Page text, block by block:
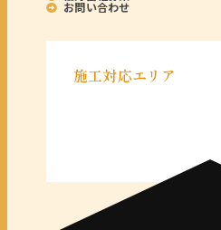
お問い合わせ
施工対応エリア